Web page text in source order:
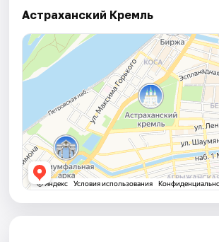
Астраханский Кремль